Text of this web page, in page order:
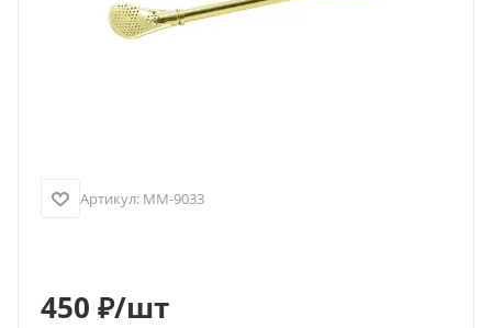
Артикул: MM-9033
450 ₽/шт